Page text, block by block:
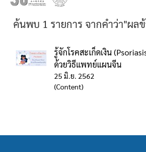
ค้นพบ 1 รายการ จากคำว่า"ผลข้
รู้จักโรคสะเก็ดเงิน
ด้วยวิธีแพทย์แผนจีน
25 มิ.ย. 2562
(Content)